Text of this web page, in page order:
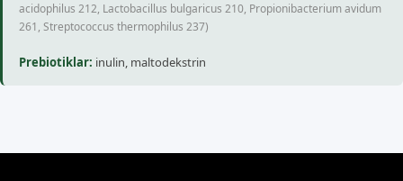
acidophilus 212, Lactobacillus bulgaricus 210, Propionibacterium avidum
261, Streptococcus thermophilus 237)
Prebiotiklar: inulin, maltodekstrin